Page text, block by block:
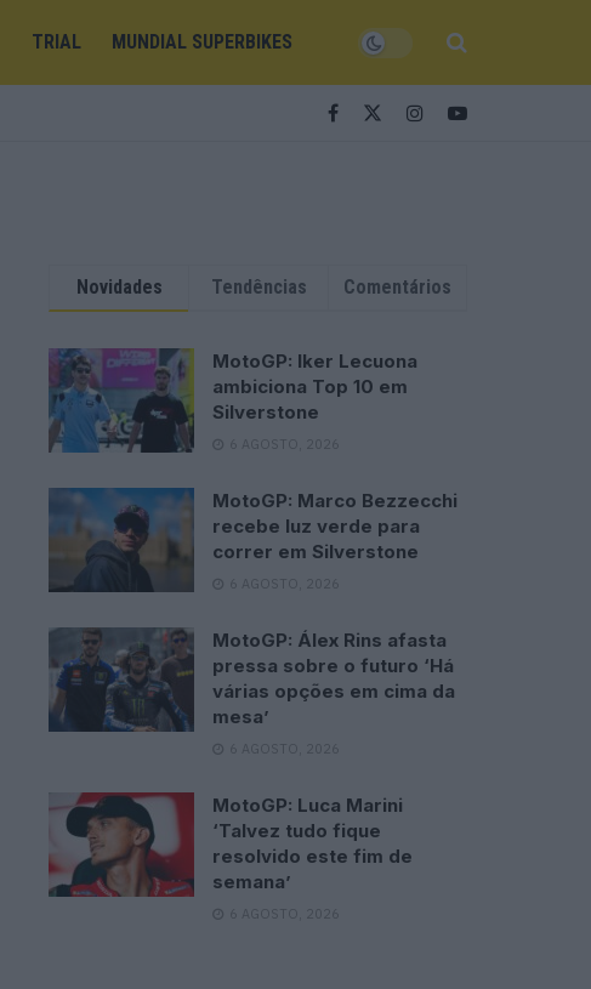
TRIAL MUNDIAL SUPERBIKES
Novidades Tendências Comentários
MotoGP: Iker Lecuona
ambiciona Top 10 em
Silverstone
6 AGOSTO, 2026
MotoGP: Marco Bezzecchi
recebe luz verde para
correr em Silverstone
6 AGOSTO, 2026
MotoGP: Álex Rins afasta
pressa sobre o futuro ‘Há
várias opções em cima da
mesa’
6 AGOSTO, 2026
MotoGP: Luca Marini
‘Talvez tudo fique
resolvido este fim de
semana’
6 AGOSTO, 2026